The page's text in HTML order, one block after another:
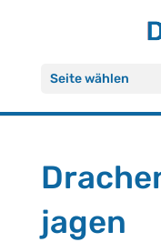
Seite wählen
jagen